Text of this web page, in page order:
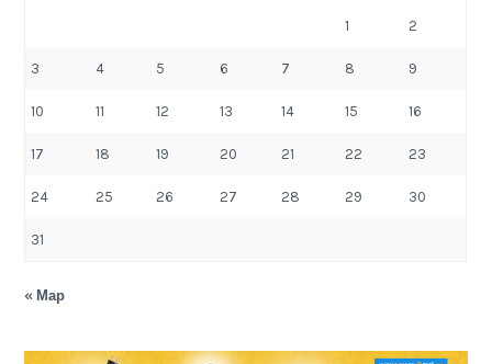
1 2
3 4 5 6 7 8 9
10 11 12 13 14 15 16
17 18 19 20 21 22 23
24 25 26 27 28 29 30
31
« Мар